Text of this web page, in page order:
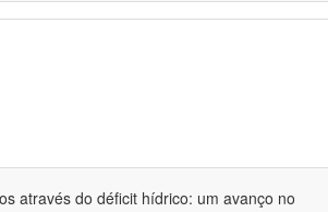
através do déficit hídrico: um avanço no